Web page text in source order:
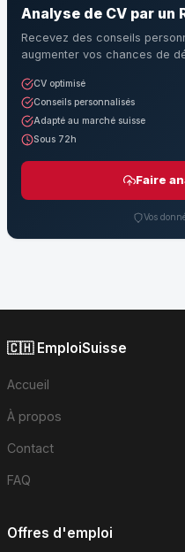
Analyse de CV par un
Recevez des conseils
augmenter vos chances de
CV optimisé
Conseils personnalisés
Adapté au marché suisse
Sous 72h
Faire
Vos
🇨🇭 EmploiSuisse
Accueil
À propos
Contact
FAQ
Offres d'emploi